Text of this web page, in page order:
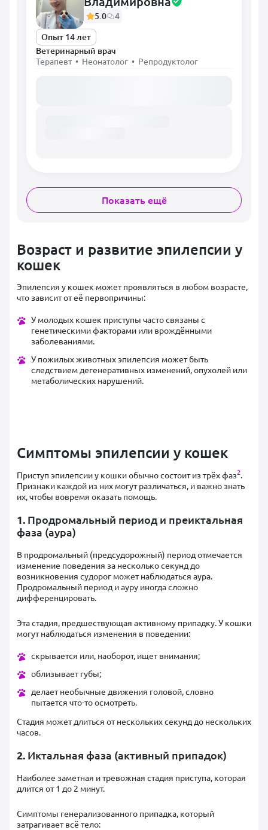
5.0
4
Опыт 14 лет
Ветеринарный врач
Терапевт • Неонатолог • Репродуктолог
Показать ещё
Возраст и развитие эпилепсии у
кошек
Эпилепсия у кошек может проявляться в любом возрасте,
что зависит от её первопричины:
У молодых кошек приступы часто связаны с
генетическими факторами или врождёнными
заболеваниями.
У пожилых животных эпилепсия может быть
следствием дегенеративных изменений, опухолей или
метаболических нарушений.
Симптомы эпилепсии у кошек
Приступ эпилепсии у кошки обычно состоит из трёх фаз2.
Признаки каждой из них могут различаться, и важно знать
их, чтобы вовремя оказать помощь.
1. Продромальный период и преиктальная
фаза (аура)
В продромальный (предсудорожный) период отмечается
изменение поведения за несколько секунд до
возникновения судорог может наблюдаться аура.
Продромальный период и ауру иногда сложно
дифференцировать.
Эта стадия, предшествующая активному припадку. У кошки
могут наблюдаться изменения в поведении:
скрывается или, наоборот, ищет внимания;
облизывает губы;
делает необычные движения головой, словно
пытается что-то осмотреть.
Стадия может длиться от нескольких секунд до нескольких
часов.
2. Иктальная фаза (активный припадок)
Наиболее заметная и тревожная стадия приступа, которая
длится от 1 до 2 минут.
Симптомы генерализованного припадка, который
затрагивает всё тело: